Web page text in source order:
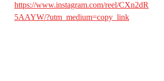
https://www.instagram.com/reel/CXn2dR
5AAYW/?utm_medium=copy_link